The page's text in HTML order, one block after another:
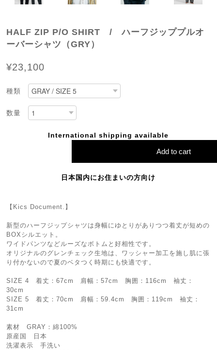
HALF ZIP P/O SHIRT / ハーフジッププルオ
ーバーシャツ（GRY）
¥23,100
種類
数量
International shipping available
Add to cart
日本国内にお住まいの方向け
【Kics Document.】
新型のハーフジップシャツは身幅にゆとりがありつつ着丈が短めの
BOXシルエット。
ワイドパンツなどルーズなボトムと好相性です。
オリジナルのグレンチェック生地は、ワッシャー加工を施し肌に張
り付かないので夏のベタつく時期にも快適です。
SIZE 4 着丈：67cm 肩幅：57cm 胸囲：116cm 袖丈：
30cm
SIZE 5 着丈：70cm 肩幅：59.4cm 胸囲：119cm 袖丈：
31cm
素材 GRAY：綿100%
原産国 日本
洗濯表示 手洗い